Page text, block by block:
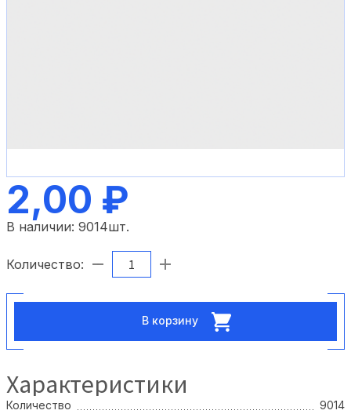
2,00 ₽
В наличии: 9014шт.
Количество:
В корзину
Характеристики
Количество
9014